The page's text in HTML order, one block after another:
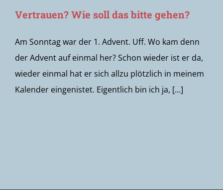
Vertrauen? Wie soll das bitte gehen?
Am Sonntag war der 1. Advent. Uff. Wo kam denn
der Advent auf einmal her? Schon wieder ist er da,
wieder einmal hat er sich allzu plötzlich in meinem
Kalender eingenistet. Eigentlich bin ich ja, [...]